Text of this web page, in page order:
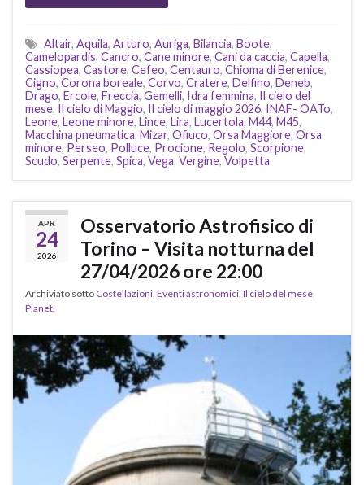
Altair, Aquila, Arturo, Auriga, Bilancia, Boote,
Camelopardis, Cancro, Cane minore, Cani da caccia, Capella,
Cassiopea, Castore, Cefeo, Centauro, Chioma di Berenice,
Cigno, Corona boreale, Corvo, Cratere, Delfino, Deneb,
Drago, Ercole, Freccia, Gemelli, Idra femmina,
Il cielo del
mese, Il cielo di Maggio, Il cielo di maggio 2026, INAF- OATo,
Leone, Leone minore, Lince, Lira, Lucertola, M44, M45,
Macchina pneumatica, Mizar, Ofiuco, Orsa Maggiore, Orsa
minore, Perseo, Polluce, Procione, Regolo, Scorpione,
Scudo, Serpente, Spica, Vega, Vergine, Volpetta
APR
24
2026
Osservatorio Astrofisico di
Torino – Visita notturna del
27/04/2026 ore 22:00
Archiviato sotto Costellazioni, Eventi astronomici, Il cielo del mese,
Pianeti